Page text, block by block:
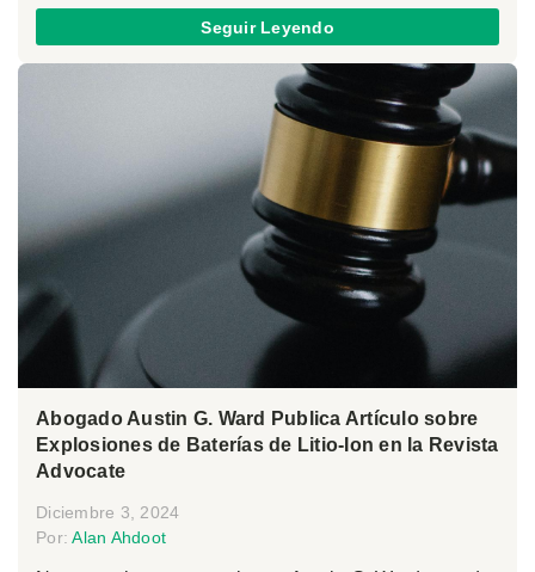
Seguir Leyendo
Abogado Austin G. Ward Publica Artículo sobre
Explosiones de Baterías de Litio-Ion en la Revista
Advocate
Diciembre 3, 2024
Por:Alan Ahdoot